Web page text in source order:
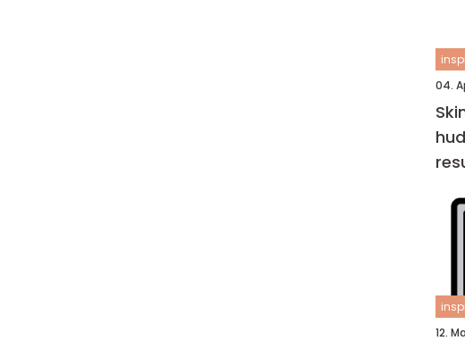
04.
12.